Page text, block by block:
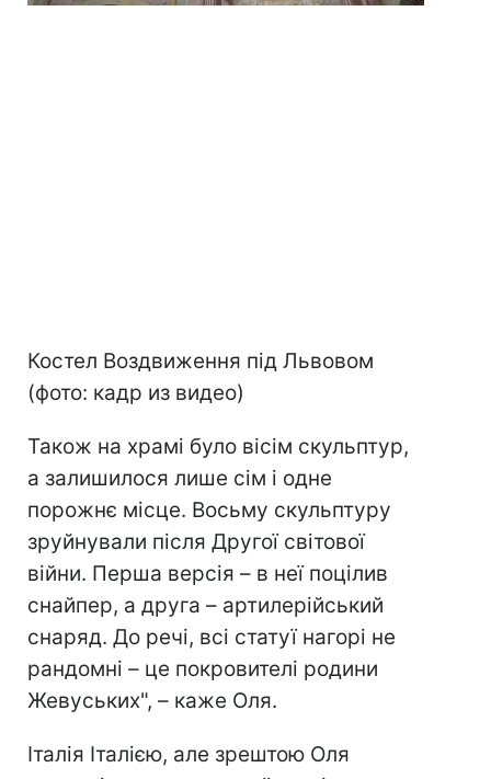
Костел Воздвиження під Львовом
(фото: кадр из видео)
Також на храмі було вісім скульптур,
а залишилося лише сім і одне
порожнє місце. Восьму скульптуру
зруйнували після Другої світової
війни. Перша версія – в неї поцілив
снайпер, а друга – артилерійський
снаряд. До речі, всі статуї нагорі не
рандомні – це покровителі родини
Жевуських", – каже Оля.
Італія Італією, але зрештою Оля